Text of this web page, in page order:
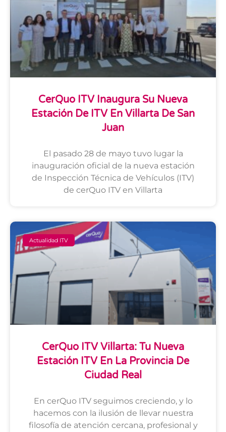
CerQuo ITV Inaugura Su Nueva
Estación De ITV En Villarta De San
Juan
El pasado 28 de mayo tuvo lugar la
inauguración oficial de la nueva estación
de Inspección Técnica de Vehículos (ITV)
de cerQuo ITV en Villarta
Actualidad ITV
CerQuo ITV Villarta: Tu Nueva
Estación ITV En La Provincia De
Ciudad Real
En cerQuo ITV seguimos creciendo, y lo
hacemos con la ilusión de llevar nuestra
filosofía de atención cercana, profesional y